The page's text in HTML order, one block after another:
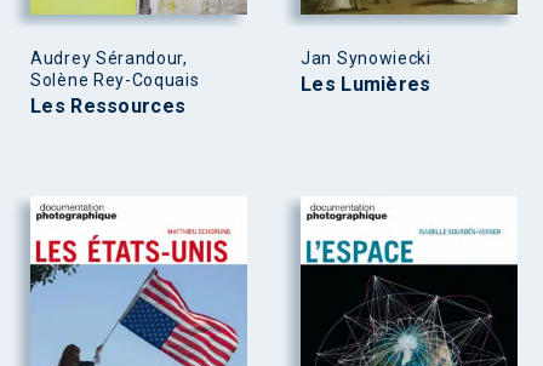
Audrey Sérandour,
Solène Rey-Coquais
Les Ressources
Jan Synowiecki
Les Lumières